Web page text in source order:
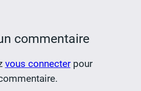
commentaire
vous connecterpour